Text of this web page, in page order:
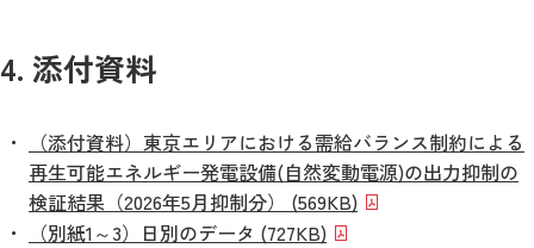
4. 添付資料
（添付資料）東京エリアにおける需給バランス制約による
再生可能エネルギー発電設備(自然変動電源)の出力抑制の
検証結果（2026年5月抑制分） (569KB)
（別紙1～3）日別のデータ (727KB)